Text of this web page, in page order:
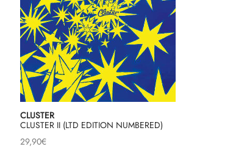
CLUSTER
CLUSTER II (LTD EDITION NUMBERED)
29,90€